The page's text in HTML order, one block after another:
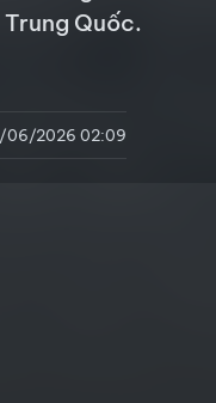
Quốc.
06/2026 02:09